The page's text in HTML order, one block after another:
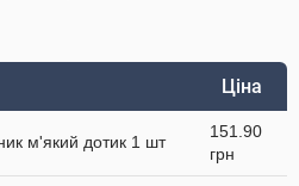
Ціна
м'який дотик 1 шт
151.90
грн